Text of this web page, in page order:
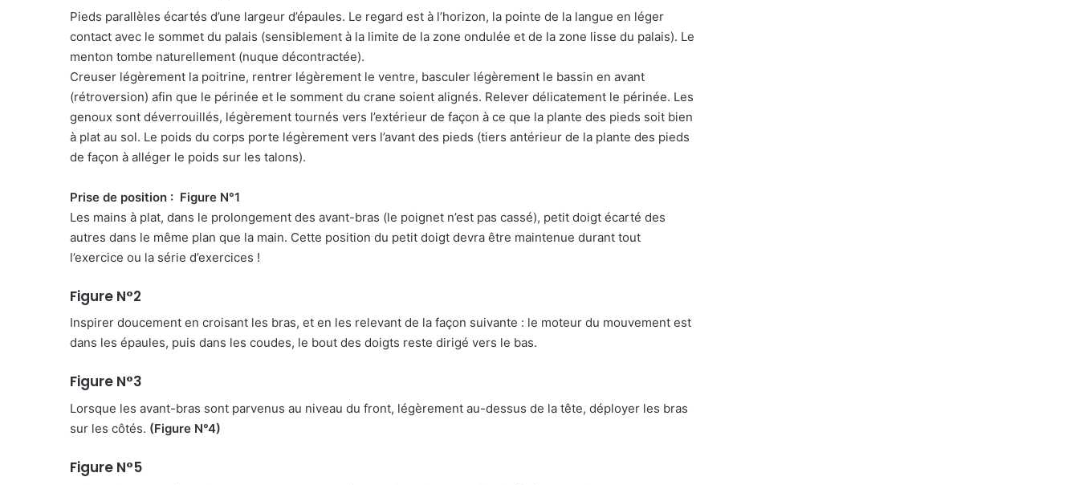
Pieds parallèles écartés d’une largeur d’épaules. Le regard est à l’horizon, la pointe de la langue en léger
contact avec le sommet du palais (sensiblement à la limite de la zone ondulée et de la zone lisse du palais). Le
menton tombe naturellement (nuque décontractée).
Creuser légèrement la poitrine, rentrer légèrement le ventre, basculer légèrement le bassin en avant
(rétroversion) afin que le périnée et le somment du crane soient alignés. Relever délicatement le périnée. Les
genoux sont déverrouillés, légèrement tournés vers l’extérieur de façon à ce que la plante des pieds soit bien
à plat au sol. Le poids du corps porte légèrement vers l’avant des pieds (tiers antérieur de la plante des pieds
de façon à alléger le poids sur les talons).
Prise de position : Figure N°1
Les mains à plat, dans le prolongement des avant-bras (le poignet n’est pas cassé), petit doigt écarté des
autres dans le même plan que la main. Cette position du petit doigt devra être maintenue durant tout
l’exercice ou la série d’exercices !
Figure N°2
Inspirer doucement en croisant les bras, et en les relevant de la façon suivante : le moteur du mouvement est
dans les épaules, puis dans les coudes, le bout des doigts reste dirigé vers le bas.
Figure N°3
Lorsque les avant-bras sont parvenus au niveau du front, légèrement au-dessus de la tête, déployer les bras
sur les côtés. (Figure N°4)
Figure N°5